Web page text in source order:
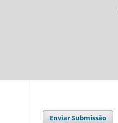
Enviar Submissão